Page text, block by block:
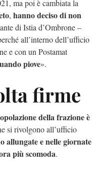
ma poi è cambiata la
, hanno deciso di non
di Istia d’Ombrone –
all’interno dell’ufficio
e con un Postamat
piove».
firme
della frazione è
si rivolgono all’ufficio
allungate e nelle giornate
più scomoda.